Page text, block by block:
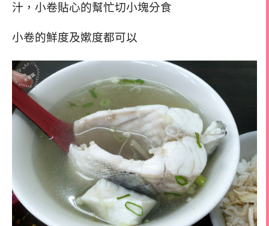
汁，小卷貼心的幫忙切小塊分食
小卷的鮮度及嫰度都可以